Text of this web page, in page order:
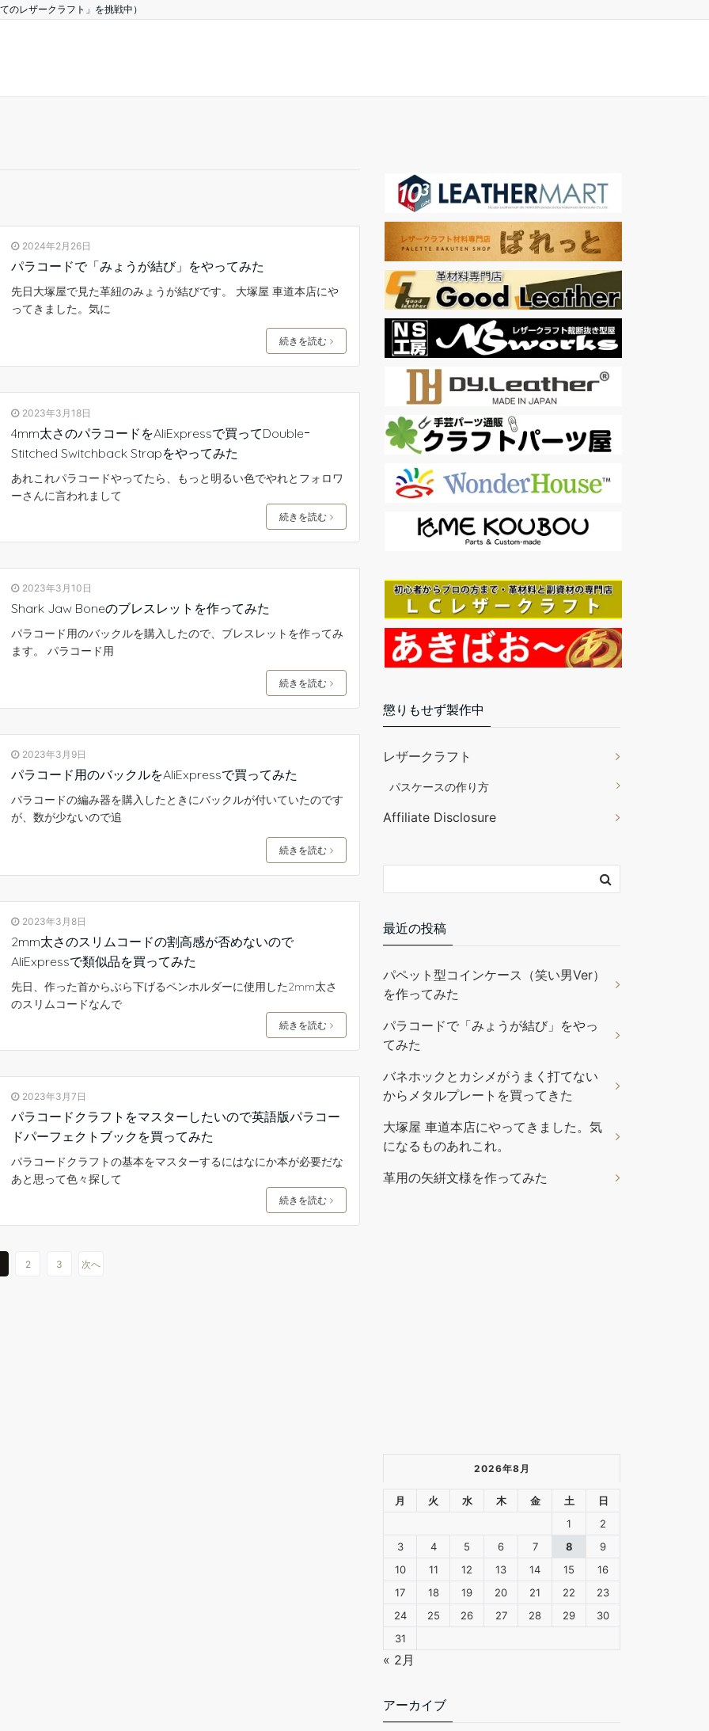
のレザークラフト」を挑戦中）
2024年2月26日
パラコードで「みょうが結び」をやってみた
先日大塚屋で見た革紐のみょうが結びです。 大塚屋 車道本店にや
ってきました。気に
続きを読む
2023年3月18日
4mm太さのパラコードをAliExpressで買ってDoubleｰ
Stitched Switchback Strapをやってみた
あれこれパラコードやってたら、もっと明るい色でやれとフォロワ
ーさんに言われまして
続きを読む
2023年3月10日
Shark Jaw Boneのブレスレットを作ってみた
パラコード用のバックルを購入したので、ブレスレットを作ってみ
ます。 パラコード用
続きを読む
2023年3月9日
パラコード用のバックルをAliExpressで買ってみた
パラコードの編み器を購入したときにバックルが付いていたのです
が、数が少ないので追
続きを読む
2023年3月8日
2mm太さのスリムコードの割高感が否めないので
AliExpressで類似品を買ってみた
先日、作った首からぶら下げるペンホルダーに使用した2mm太さ
のスリムコードなんで
続きを読む
2023年3月7日
パラコードクラフトをマスターしたいので英語版パラコー
ドパーフェクトブックを買ってみた
パラコードクラフトの基本をマスターするにはなにか本が必要だな
あと思って色々探して
続きを読む
2 3 次へ
懲りもせず製作中
レザークラフト
パスケースの作り方
Affiliate Disclosure
最近の投稿
パペット型コインケース（笑い男Ver）
を作ってみた
パラコードで「みょうが結び」をやっ
てみた
バネホックとカシメがうまく打てない
からメタルプレートを買ってきた
大塚屋 車道本店にやってきました。気
になるものあれこれ。
革用の矢絣文様を作ってみた
2026年8月
月 火 水 木 金 土
日
1
2
3
4 5 6 7 8
9
10
11 12 13 14 15
16
17
18 19 20 21 22
23
24
25 26 27 28 29
30
31
« 2月
アーカイブ